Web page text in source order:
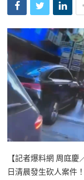
【記者爆料網 周庭慶
日清晨發生砍人案件